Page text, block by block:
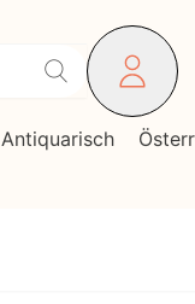
Antiquarisch